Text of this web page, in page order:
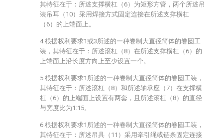
其特征在于：所述支撑横杠（6）为矩形方管，两个所述吊
装吊耳（10）采用焊接方式固定连接在所述支撑横杠
（6）的上端面上。
4.根据权利要求1或3所述的一种卷制大直径筒体的卷圆工
装，其特征在于：所述滚杠（8）在所述支撑横杠（6）的
上端面上沿长度方向上至少设置一个。
5.根据权利要求1所述的一种卷制大直径筒体的卷圆工装，
其特征在于：所述滚杠（8）和所述轴承座（7）在支撑横
杠（6）的上端面上设置有两套，且所述滚杠（8）的直径
与宽度比为1:15。
6.根据权利要求1所述的一种卷制大直径筒体的卷圆工装，
其特征在于：所述吊具（11）采用牵引绳或链条固定连接